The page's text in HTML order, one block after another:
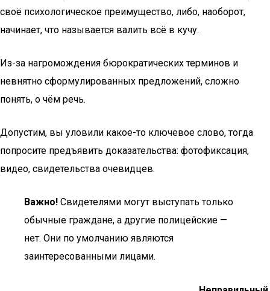
своё психологическое преимущество, либо, наоборот,
начинает, что называется валить всё в кучу.
Из-за нагромождения бюрократических терминов и
невнятно сформулированных предложений, сложно
понять, о чём речь.
Допустим, вы уловили какое-то ключевое слово, тогда
попросите предъявить доказательства: фотофиксация,
видео, свидетельства очевидцев.
Важно! Свидетелями могут выступать только
обычные граждане, а другие полицейские —
нет. Они по умолчанию являются
заинтересованными лицами.